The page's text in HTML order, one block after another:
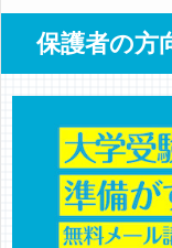
保護者の方